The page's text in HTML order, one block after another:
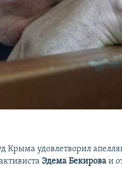
Крыма удовлетворил
Эдема Бекироваи